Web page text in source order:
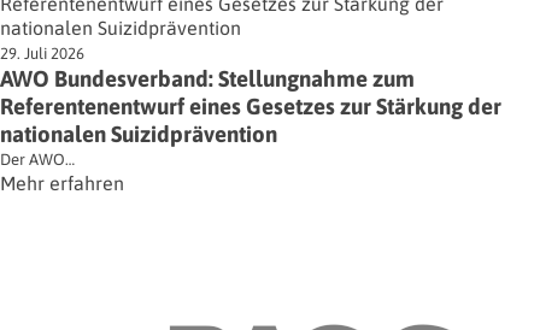
29. Juli 2026
AWO Bundesverband: Stellungnahme zum
Referentenentwurf eines Gesetzes zur Stärkung der
nationalen Suizidprävention
Der AWO…
Mehr erfahren